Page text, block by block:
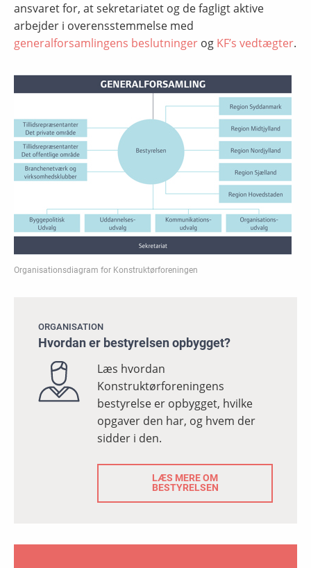
ansvaret for, at sekretariatet og de fagligt aktive
arbejder i overensstemmelse med
generalforsamlingens beslutninger og KF’s vedtægter.
Organisationsdiagram for Konstruktørforeningen
ORGANISATION
Hvordan er bestyrelsen opbygget?
Læs hvordan
Konstruktørforeningens
bestyrelse er opbygget, hvilke
opgaver den har, og hvem der
sidder i den.
LÆS MERE OM
BESTYRELSEN